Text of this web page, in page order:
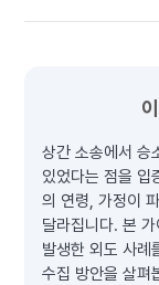
상간 소송에서 승
있었다는 점을 입
의 연령, 가정이
달라집니다. 본
발생한 외도 사례
수집 방안을 살펴